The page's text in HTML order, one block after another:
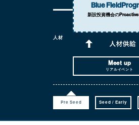
人材
Blue Field
新設投資機会のProactive
Meet up
リアルイベント
Pre Seed Seed / Early